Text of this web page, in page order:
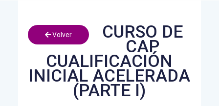
Volver CURSO DE
CAP
CUALIFICACIÓN
INICIAL ACELERADA
(PARTE I)